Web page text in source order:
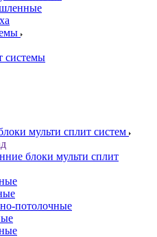
системы
мульти сплит систем
блоки мульти сплит
потолочные